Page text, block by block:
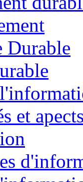
Durable
et